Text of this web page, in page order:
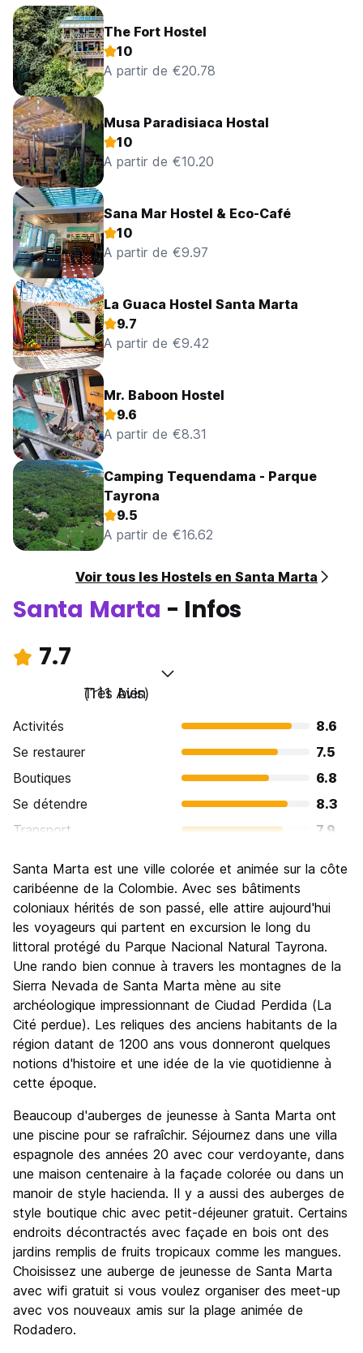
The Fort Hostel
10
A partir de €20.78
Musa Paradisiaca Hostal
10
A partir de €10.20
Sana Mar Hostel & Eco-Café
10
A partir de €9.97
La Guaca Hostel Santa Marta
9.7
A partir de €9.42
Mr. Baboon Hostel
9.6
A partir de €8.31
Camping Tequendama - Parque
Tayrona
9.5
A partir de €16.62
Voir tous les Hostels en Santa Marta
Santa Marta - Infos
7.7
Très bien
(111 Avis)
Activités
8.6
Se restaurer
7.5
Boutiques
6.8
Se détendre
8.3
Transport
7.9
Culture
Sortir le soir / faire la fête
7.5
Bonnes affaires
Santa Marta est une ville colorée et animée sur la côte
caribéenne de la Colombie. Avec ses bâtiments
coloniaux hérités de son passé, elle attire aujourd'hui
les voyageurs qui partent en excursion le long du
littoral protégé du Parque Nacional Natural Tayrona.
Une rando bien connue à travers les montagnes de la
Sierra Nevada de Santa Marta mène au site
archéologique impressionnant de Ciudad Perdida (La
Cité perdue). Les reliques des anciens habitants de la
région datant de 1200 ans vous donneront quelques
notions d'histoire et une idée de la vie quotidienne à
cette époque.
Beaucoup d'auberges de jeunesse à Santa Marta ont
une piscine pour se rafraîchir. Séjournez dans une villa
espagnole des années 20 avec cour verdoyante, dans
une maison centenaire à la façade colorée ou dans un
manoir de style hacienda. Il y a aussi des auberges de
style boutique chic avec petit-déjeuner gratuit. Certains
endroits décontractés avec façade en bois ont des
jardins remplis de fruits tropicaux comme les mangues.
Choisissez une auberge de jeunesse de Santa Marta
avec wifi gratuit si vous voulez organiser des meet-up
avec vos nouveaux amis sur la plage animée de
Rodadero.